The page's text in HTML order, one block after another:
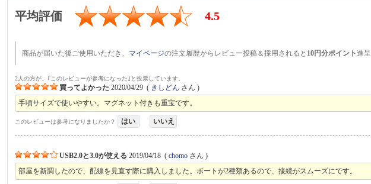
平均評価 4.5
商品が届いた後ご使用いただき、 マイページの注文履歴からレビュー投稿＆採用されると 10円分ポイント進呈
2人の方が、｢このレビューが参考になった｣と投票しています。
買ってよかった 2020/04/29 ( きしどん さん )
手頃サイズで使いやすい。マグネット付きも重宝です。
このレビューは参考になりましたか？ はい いいえ
USB2.0と3.0が使える 2019/04/18 (chomo さん )
部屋を新調したので、配線を見直す際に購入しました。ポートが2種類あるので、接続がスムーズにです。